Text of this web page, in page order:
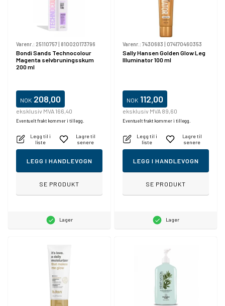
Varenr.: 25110757| 810020173796
Bondi Sands Technocolour
Magenta selvbruningsskum
200 ml
NOK 208,00
eksklusiv MVA 166,40
Eventuelt frakt kommer i tillegg.
Legg til i
liste
Lagre til
senere
LEGG I HANDLEVOGN
SE PRODUKT
Lager
Varenr.: 7430683 | 074170460353
Sally Hansen Golden Glow Leg
Illuminator 100 ml
NOK 112,00
eksklusiv MVA 89,60
Eventuelt frakt kommer i tillegg.
Legg til i
liste
Lagre til
senere
LEGG I HANDLEVOGN
SE PRODUKT
Lager